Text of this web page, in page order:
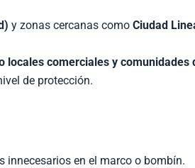
y zonas cercanas como Ciudad
locales comerciales y comunidades
de protección.
innecesarios en el marco o bombín.